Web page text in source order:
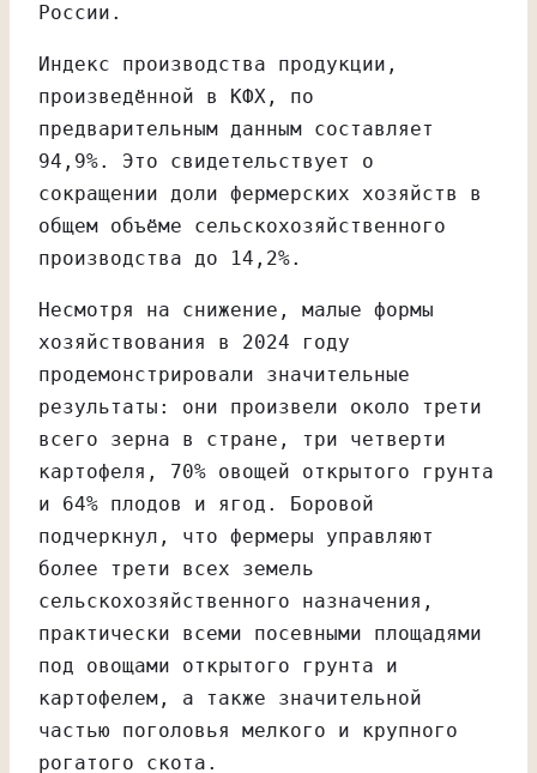
России.
Индекс производства продукции,
произведённой в КФХ, по
предварительным данным составляет
94,9%. Это свидетельствует о
сокращении доли фермерских хозяйств в
общем объёме сельскохозяйственного
производства до 14,2%.
Несмотря на снижение, малые формы
хозяйствования в 2024 году
продемонстрировали значительные
результаты: они произвели около трети
всего зерна в стране, три четверти
картофеля, 70% овощей открытого грунта
и 64% плодов и ягод. Боровой
подчеркнул, что фермеры управляют
более трети всех земель
сельскохозяйственного назначения,
практически всеми посевными площадями
под овощами открытого грунта и
картофелем, а также значительной
частью поголовья мелкого и крупного
рогатого скота.